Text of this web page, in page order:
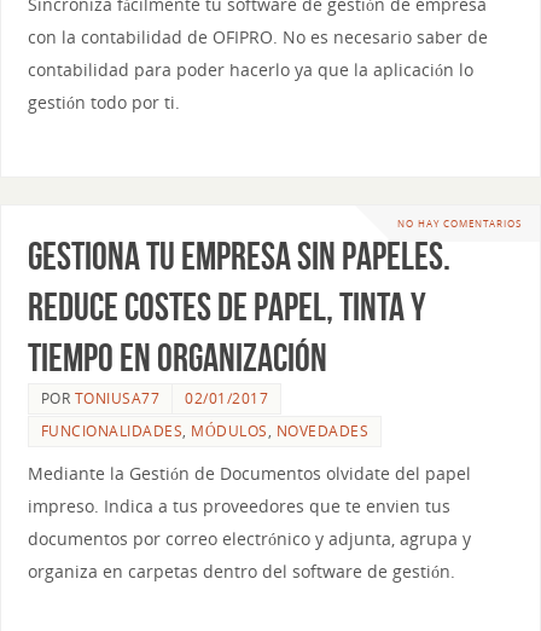
con la contabilidad de OFIPRO. No es necesario saber de
contabilidad para poder hacerlo ya que la aplicación lo
gestión todo por ti.
NO HAY COMENTARIOS
Gestiona tu empresa sin papeles.
Reduce costes de papel, tinta y
tiempo en organización
POR TONIUSA77
02/01/2017
FUNCIONALIDADES, MÓDULOS, NOVEDADES
Mediante la Gestión de Documentos olvidate del papel
impreso. Indica a tus proveedores que te envien tus
documentos por correo electrónico y adjunta, agrupa y
organiza en carpetas dentro del software de gestión.